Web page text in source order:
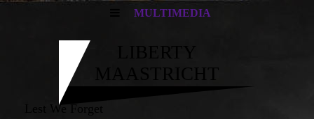
MULTIMEDIA
LIBERTY
MAASTRICHT
Lest We Forget